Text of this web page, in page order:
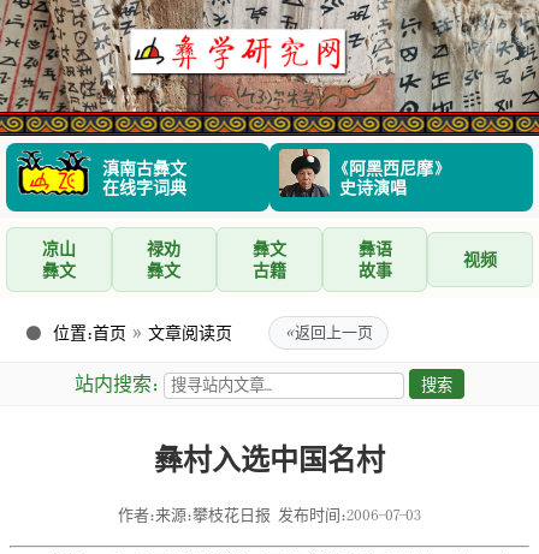
滇南古彝文
在线字词典
《阿黑西尼摩》
史诗演唱
凉山
彝文
禄劝
彝文
彝文
古籍
彝语
故事
视频
位置：首页 » 文章阅读页 «返回上一页
站内搜索：
彝村入选中国名村
作者：来源：攀枝花日报 发布时间：2006-07-03